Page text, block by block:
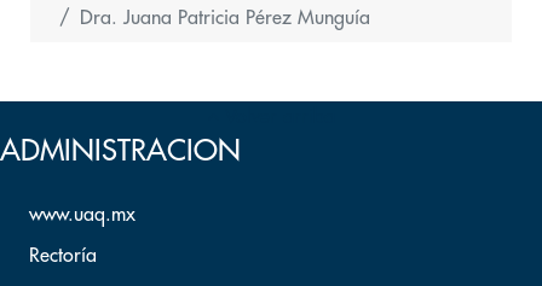
Dra. Juana Patricia Pérez Munguía
ADMINISTRACION
www.uaq.mx
Rectoría